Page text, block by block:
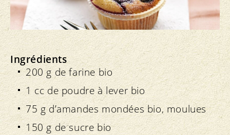
Ingrédients
200 g de farine bio
1 cc de poudre à lever bio
75 g d’amandes mondées bio, moulues
150 g de sucre bio